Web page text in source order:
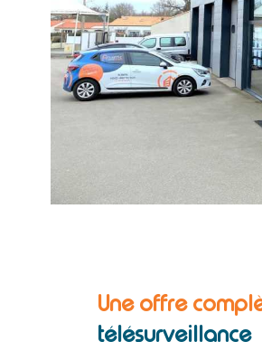
Une offre
télésurveillance